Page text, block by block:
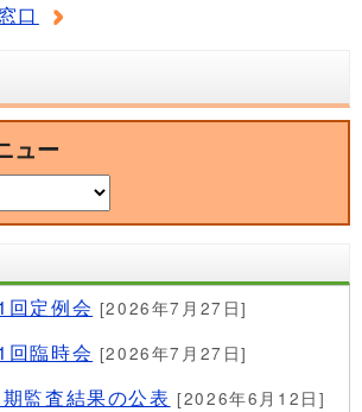
口
ュー
回定例会 [2026年7月27日]
回臨時会 [2026年7月27日]
監査結果の公表 [2026年6月12日]